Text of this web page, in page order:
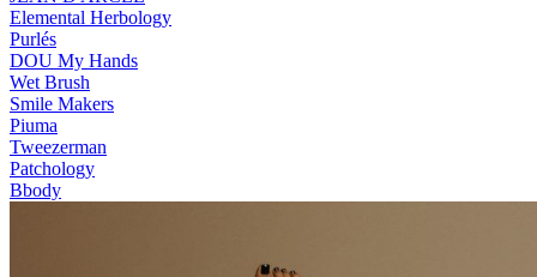
Elemental Herbology
Purlés
DOU My Hands
Wet Brush
Smile Makers
Piuma
Tweezerman
Patchology
Bbody